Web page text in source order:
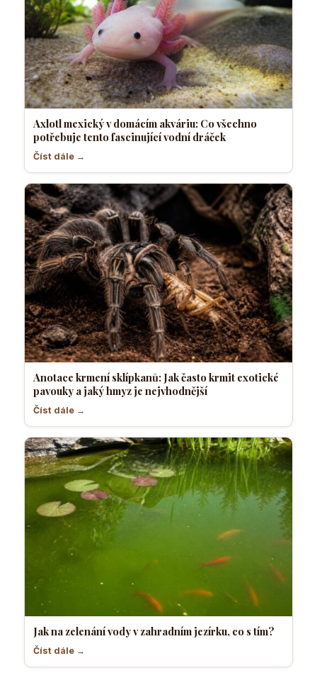
Axlotl mexický v domácím akváriu: Co všechno
potřebuje tento fascinující vodní dráček
Číst dále →
Anotace krmení sklípkanů: Jak často krmit exotické
pavouky a jaký hmyz je nejvhodnější
Číst dále →
Jak na zelenání vody v zahradním jezírku, co s tím?
Číst dále →